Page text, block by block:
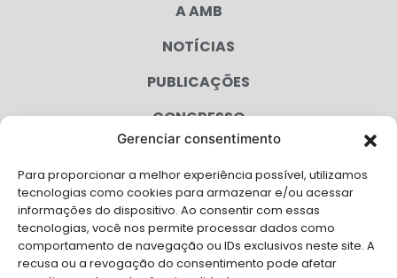
Gerenciar consentimento
Para proporcionar a melhor experiência possível, utilizamos
tecnologias como cookies para armazenar e/ou acessar
informações do dispositivo. Ao consentir com essas
tecnologias, você nos permite processar dados como
comportamento de navegação ou IDs exclusivos neste site. A
recusa ou a revogação do consentimento pode afetar
A AMB
NOTÍCIAS
PUBLICAÇÕES
CONGRESSO
CAMPANHAS
SERVIÇOS
FILIADAS